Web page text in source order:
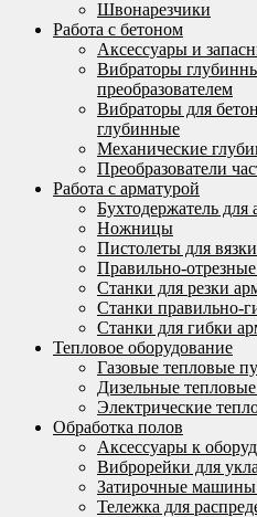
Швонарезчики
Работа с бетоном
Аксессуары и
Вибраторы
преобразователем
Вибраторы для
глубинные
Механические
Преобразователи
Работа с арматурой
Бухтодержатель для
Ножницы
Пистолеты для
Правильно-
Станки для резки
Станки правильно-
Станки для гибки
Тепловое оборудование
Газовые тепловые
Дизельные
Электрические
Обработка полов
Аксессуары к
Виброрейки для
Затирочные машины
Тележка для